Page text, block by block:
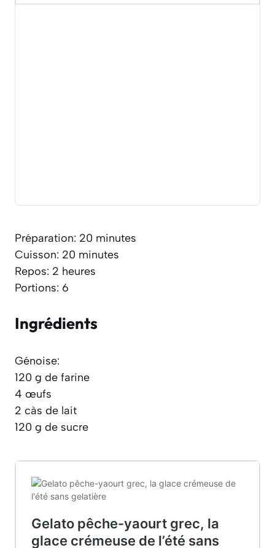
Préparation: 20 minutes
Cuisson: 20 minutes
Repos: 2 heures
Portions: 6
Ingrédients
Génoise:
120 g de farine
4 œufs
2 càs de lait
120 g de sucre